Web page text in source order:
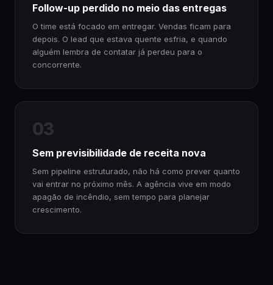
Follow-up perdido no meio das entregas
O time está focado em entregar. Vendas ficam para
depois. O lead que estava quente esfria, e quando
alguém lembra de contatar já perdeu para o
concorrente.
03
Sem previsibilidade de receita nova
Sem pipeline estruturado, não há como prever quanto
vai entrar no próximo mês. A agência vive em modo
apagão de incêndio, sem tempo para planejar
crescimento.